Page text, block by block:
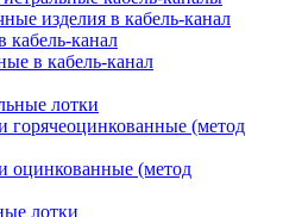
изделия в кабель-канал
кабель-канал
в кабель-канал
лотки
горячеоцинкованные (метод
оцинкованные (метод
лотки